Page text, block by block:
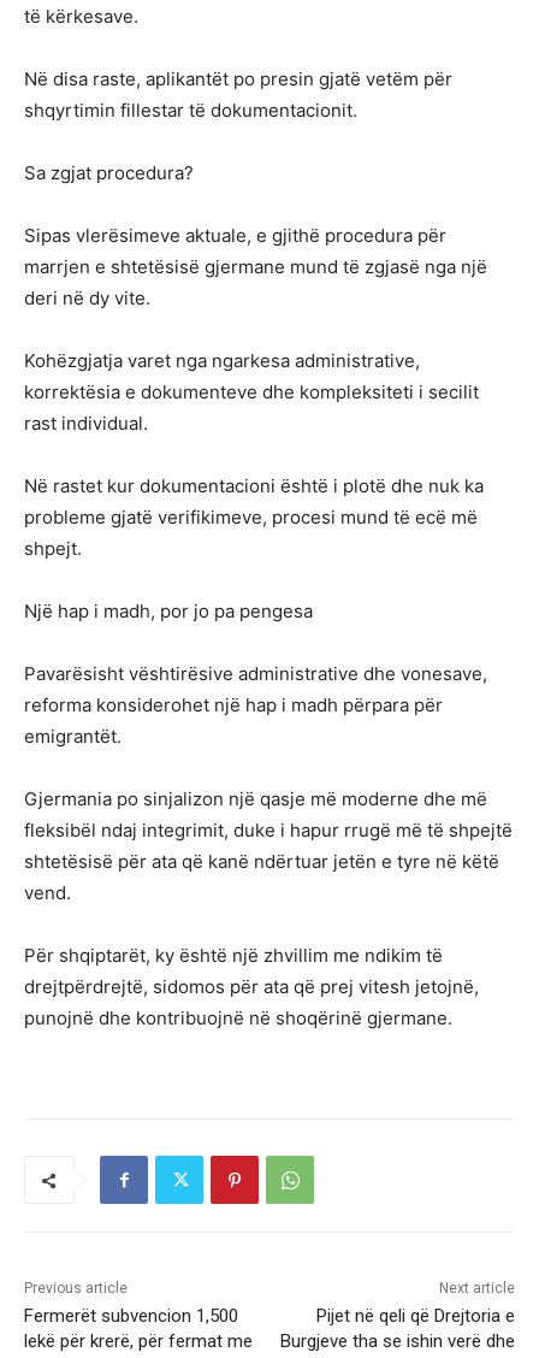
të kërkesave.
Në disa raste, aplikantët po presin gjatë vetëm për
shqyrtimin fillestar të dokumentacionit.
Sa zgjat procedura?
Sipas vlerësimeve aktuale, e gjithë procedura për
marrjen e shtetësisë gjermane mund të zgjasë nga një
deri në dy vite.
Kohëzgjatja varet nga ngarkesa administrative,
korrektësia e dokumenteve dhe kompleksiteti i secilit
rast individual.
Në rastet kur dokumentacioni është i plotë dhe nuk ka
probleme gjatë verifikimeve, procesi mund të ecë më
shpejt.
Një hap i madh, por jo pa pengesa
Pavarësisht vështirësive administrative dhe vonesave,
reforma konsiderohet një hap i madh përpara për
emigrantët.
Gjermania po sinjalizon një qasje më moderne dhe më
fleksibël ndaj integrimit, duke i hapur rrugë më të shpejtë
shtetësisë për ata që kanë ndërtuar jetën e tyre në këtë
vend.
Për shqiptarët, ky është një zhvillim me ndikim të
drejtpërdrejtë, sidomos për ata që prej vitesh jetojnë,
punojnë dhe kontribuojnë në shoqërinë gjermane.
Previous article
Fermerët subvencion 1,500
lekë për krerë, për fermat me
Next article
Pijet në qeli që Drejtoria e
Burgjeve tha se ishin verë dhe